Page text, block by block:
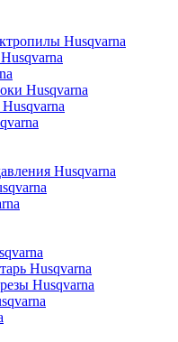
Нusqvarna
Husqvarna
Husqvarna
Husqvarna
Husqvarna